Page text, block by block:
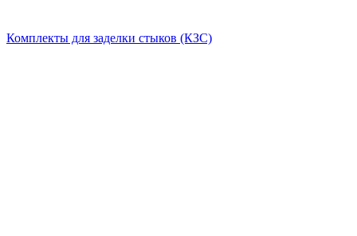
Комплекты для заделки стыков (КЗС)